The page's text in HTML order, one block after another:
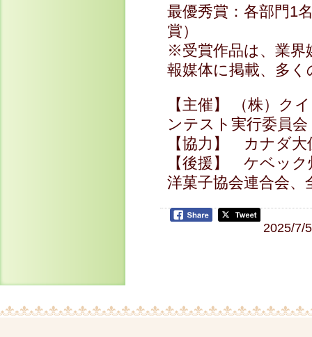
最優秀賞：各部門1
賞）
※受賞作品は、業界
報媒体に掲載、多
【主催】 （株）ク
ンテスト実行委員会
【協力】 カナダ大
【後援】 ケベック
洋菓子協会連合会、
2025/7/